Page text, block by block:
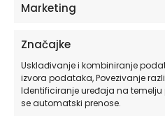
Marketing
Značajke
Usklađivanje i kombiniranje
izvora podataka, Povezivanje
Identificiranje uređaja na
se automatski prenose.
ima
više
varijanti.
Opcije
se